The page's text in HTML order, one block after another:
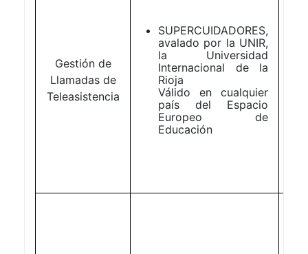
Gestión de
Llamadas de
Teleasistencia
SUPERCUIDADORES,
avalado por la UNIR,
la Universidad
Internacional de la
Rioja
Válido en cualquier
país del Espacio
Europeo de
Educación